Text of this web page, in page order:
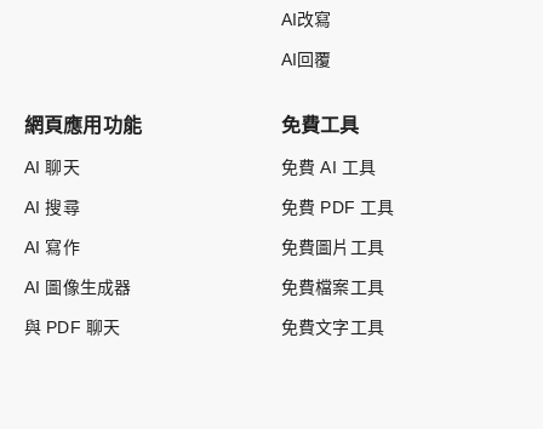
AI改寫
AI回覆
網頁應用功能
AI 聊天
AI 搜尋
AI 寫作
AI 圖像生成器
與 PDF 聊天
免費工具
免費 AI 工具
免費 PDF 工具
免費圖片工具
免費檔案工具
免費文字工具